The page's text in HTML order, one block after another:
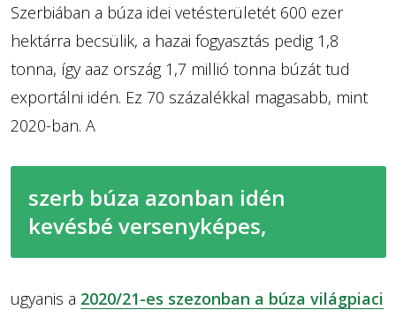
Szerbiában a búza idei vetésterületét 600 ezer
hektárra becsülik, a hazai fogyasztás pedig 1,8
tonna, így aaz ország 1,7 millió tonna búzát tud
exportálni idén. Ez 70 százalékkal magasabb, mint
2020-ban. A
szerb búza azonban idén
kevésbé versenyképes,
ugyanis a 2020/21-es szezonban a búza világpiaci